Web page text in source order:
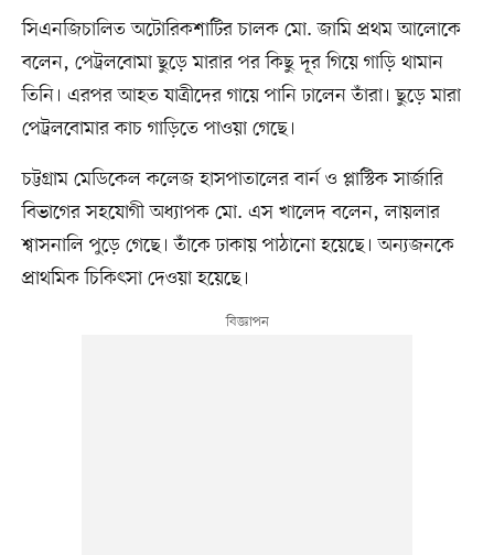
সিএনজিচালিত অটোরিকশাটির চালক মো. জামি প্রথম আলোকে
বলেন, পেট্রলবোমা ছুড়ে মারার পর কিছু দূর গিয়ে গাড়ি থামান
তিনি। এরপর আহত যাত্রীদের গায়ে পানি ঢালেন তাঁরা। ছুড়ে মারা
পেট্রলবোমার কাচ গাড়িতে পাওয়া গেছে।
চট্টগ্রাম মেডিকেল কলেজ হাসপাতালের বার্ন ও প্লাস্টিক সার্জারি
বিভাগের সহযোগী অধ্যাপক মো. এস খালেদ বলেন, লায়লার
শ্বাসনালি পুড়ে গেছে। তাঁকে ঢাকায় পাঠানো হয়েছে। অন্যজনকে
প্রাথমিক চিকিৎসা দেওয়া হয়েছে।